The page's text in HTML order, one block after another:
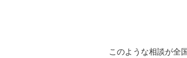
このような相談が全